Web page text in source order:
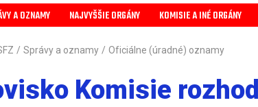
A OZNAMY NAJVYŠŠIE ORGÁNY KOMISIE A INÉ ORGÁNY
/ Správy a oznamy / Oficiálne (úradné) oznamy
Komisie